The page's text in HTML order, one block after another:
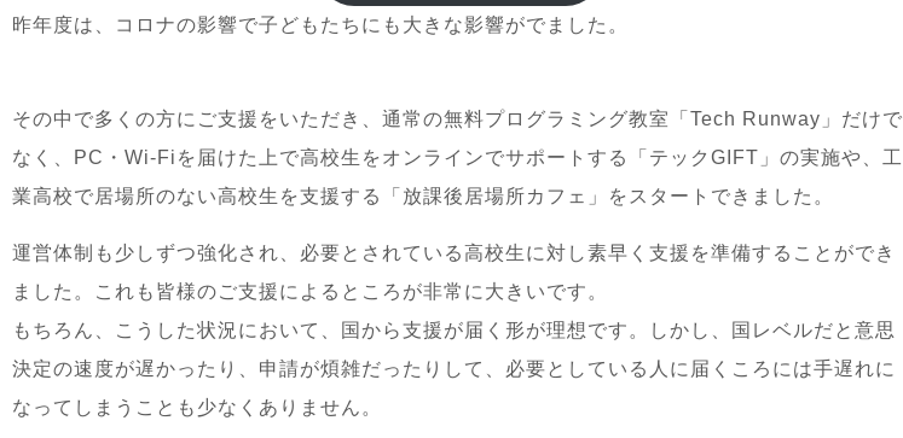
昨年度は、コロナの影響で子どもたちにも大きな影響がでました。
その中で多くの方にご支援をいただき、通常の無料プログラミング教室「Tech Runway」だけで
なく、PC・Wi-Fiを届けた上で高校生をオンラインでサポートする「テックGIFT」の実施や、工
業高校で居場所のない高校生を支援する「放課後居場所カフェ」をスタートできました。
運営体制も少しずつ強化され、必要とされている高校生に対し素早く支援を準備することができ
ました。これも皆様のご支援によるところが非常に大きいです。
もちろん、こうした状況において、国から支援が届く形が理想です。しかし、国レベルだと意思
決定の速度が遅かったり、申請が煩雑だったりして、必要としている人に届くころには手遅れに
なってしまうことも少なくありません。